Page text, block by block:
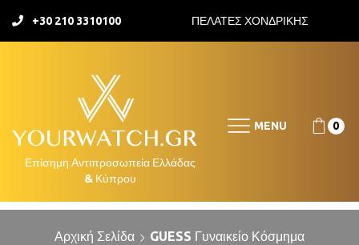
+30 210 3310100 ΠΕΛΑΤΕΣ ΧΟΝΔΡΙΚΗΣ
MENU 0
Αρχική Σελίδα GUESS Γυναικείο Κόσμημα